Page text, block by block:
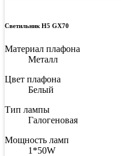
Светильник H5 GX70
Материал плафона
Металл
Цвет плафона
Белый
Тип лампы
Галогеновая
Мощность ламп
1*50W